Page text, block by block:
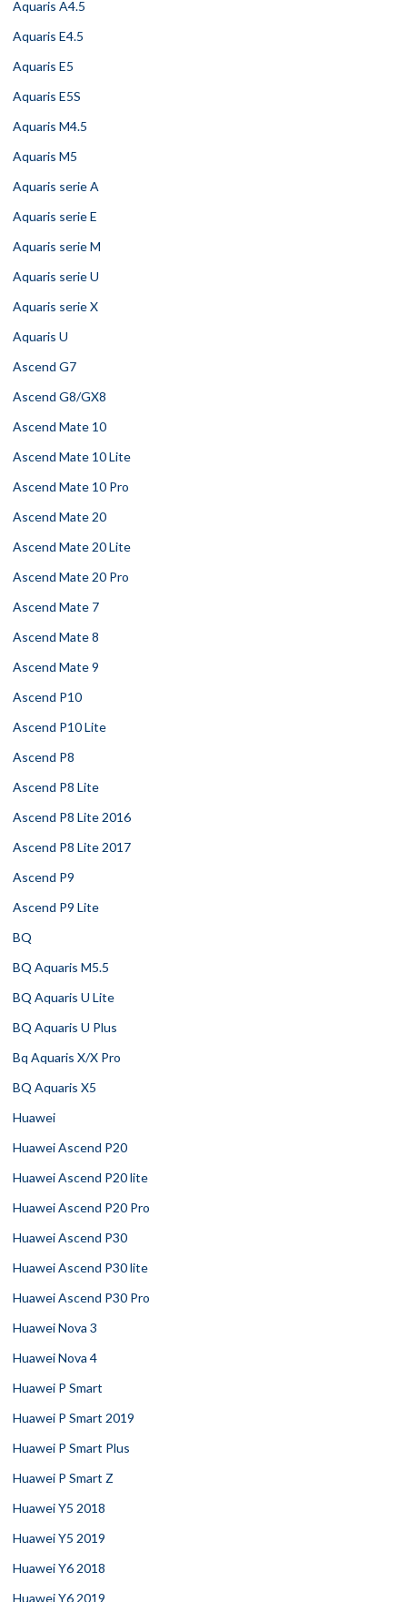
Aquaris A4.5
Aquaris E4.5
Aquaris E5
Aquaris E5S
Aquaris M4.5
Aquaris M5
Aquaris serie A
Aquaris serie E
Aquaris serie M
Aquaris serie U
Aquaris serie X
Aquaris U
Ascend G7
Ascend G8/GX8
Ascend Mate 10
Ascend Mate 10 Lite
Ascend Mate 10 Pro
Ascend Mate 20
Ascend Mate 20 Lite
Ascend Mate 20 Pro
Ascend Mate 7
Ascend Mate 8
Ascend Mate 9
Ascend P10
Ascend P10 Lite
Ascend P8
Ascend P8 Lite
Ascend P8 Lite 2016
Ascend P8 Lite 2017
Ascend P9
Ascend P9 Lite
BQ
BQ Aquaris M5.5
BQ Aquaris U Lite
BQ Aquaris U Plus
Bq Aquaris X/X Pro
BQ Aquaris X5
Huawei
Huawei Ascend P20
Huawei Ascend P20 lite
Huawei Ascend P20 Pro
Huawei Ascend P30
Huawei Ascend P30 lite
Huawei Ascend P30 Pro
Huawei Nova 3
Huawei Nova 4
Huawei P Smart
Huawei P Smart 2019
Huawei P Smart Plus
Huawei P Smart Z
Huawei Y5 2018
Huawei Y5 2019
Huawei Y6 2018
Huawei Y6 2019